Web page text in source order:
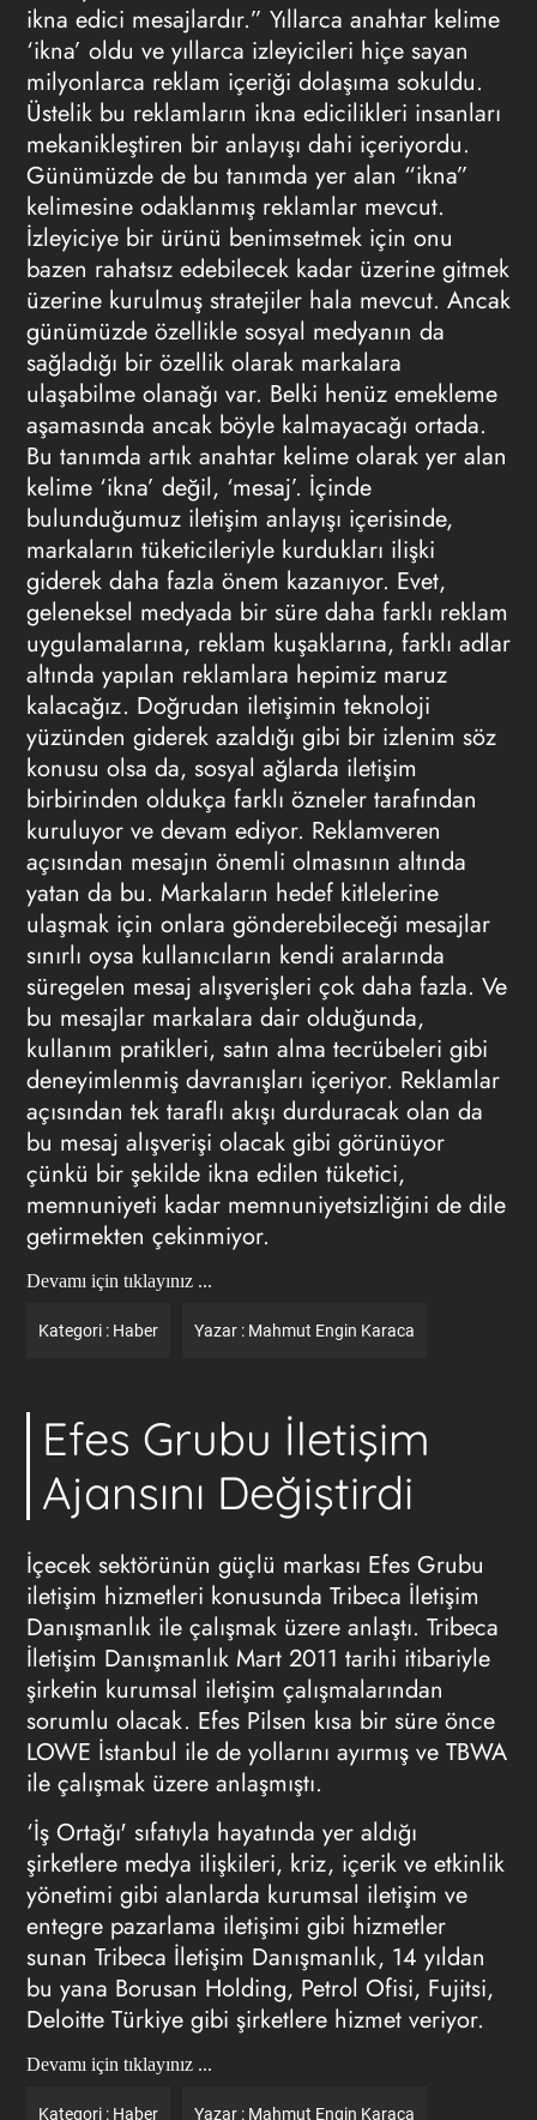
ikna edici mesajlardır.” Yıllarca anahtar kelime
‘ikna’ oldu ve yıllarca izleyicileri hiçe sayan
milyonlarca reklam içeriği dolaşıma sokuldu.
Üstelik bu reklamların ikna edicilikleri insanları
mekanikleştiren bir anlayışı dahi içeriyordu.
Günümüzde de bu tanımda yer alan “ikna”
kelimesine odaklanmış reklamlar mevcut.
İzleyiciye bir ürünü benimsetmek için onu
bazen rahatsız edebilecek kadar üzerine gitmek
üzerine kurulmuş stratejiler hala mevcut. Ancak
günümüzde özellikle sosyal medyanın da
sağladığı bir özellik olarak markalara
ulaşabilme olanağı var. Belki henüz emekleme
aşamasında ancak böyle kalmayacağı ortada.
Bu tanımda artık anahtar kelime olarak yer alan
kelime ‘ikna’ değil, ‘mesaj’. İçinde
bulunduğumuz iletişim anlayışı içerisinde,
markaların tüketicileriyle kurdukları ilişki
giderek daha fazla önem kazanıyor. Evet,
geleneksel medyada bir süre daha farklı reklam
uygulamalarına, reklam kuşaklarına, farklı adlar
altında yapılan reklamlara hepimiz maruz
kalacağız. Doğrudan iletişimin teknoloji
yüzünden giderek azaldığı gibi bir izlenim söz
konusu olsa da, sosyal ağlarda iletişim
birbirinden oldukça farklı özneler tarafından
kuruluyor ve devam ediyor. Reklamveren
açısından mesajın önemli olmasının altında
yatan da bu. Markaların hedef kitlelerine
ulaşmak için onlara gönderebileceği mesajlar
sınırlı oysa kullanıcıların kendi aralarında
süregelen mesaj alışverişleri çok daha fazla. Ve
bu mesajlar markalara dair olduğunda,
kullanım pratikleri, satın alma tecrübeleri gibi
deneyimlenmiş davranışları içeriyor. Reklamlar
açısından tek taraflı akışı durduracak olan da
bu mesaj alışverişi olacak gibi görünüyor
çünkü bir şekilde ikna edilen tüketici,
memnuniyeti kadar memnuniyetsizliğini de dile
getirmekten çekinmiyor.
Devamı için tıklayınız ...
Kategori : Haber Yazar : Mahmut Engin Karaca
Efes Grubu İletişim
Ajansını Değiştirdi
İçecek sektörünün güçlü markası Efes Grubu
iletişim hizmetleri konusunda Tribeca İletişim
Danışmanlık ile çalışmak üzere anlaştı. Tribeca
İletişim Danışmanlık Mart 2011 tarihi itibariyle
şirketin kurumsal iletişim çalışmalarından
sorumlu olacak. Efes Pilsen kısa bir süre önce
LOWE İstanbul ile de yollarını ayırmış ve TBWA
ile çalışmak üzere anlaşmıştı.
‘İş Ortağı' sıfatıyla hayatında yer aldığı
şirketlere medya ilişkileri, kriz, içerik ve etkinlik
yönetimi gibi alanlarda kurumsal iletişim ve
entegre pazarlama iletişimi gibi hizmetler
sunan Tribeca İletişim Danışmanlık, 14 yıldan
bu yana Borusan Holding, Petrol Ofisi, Fujitsi,
Deloitte Türkiye gibi şirketlere hizmet veriyor.
Devamı için tıklayınız ...
Kategori : Haber Yazar : Mahmut Engin Karaca